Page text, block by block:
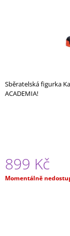
Sběratelská figurka
ACADEMIA!
899 Kč
Měrná
Momentálně
D
O
U
J
E